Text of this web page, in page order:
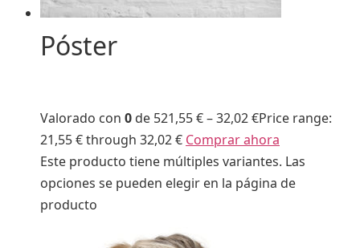
Póster
Valorado con 0 de 521,55 €–32,02 €Price range:
21,55 € through 32,02 € Comprar ahora
Este producto tiene múltiples variantes. Las
opciones se pueden elegir en la página de
producto